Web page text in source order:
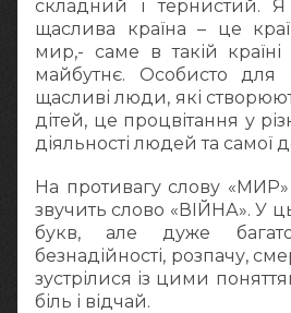
складний і тернистий.
щаслива країна – це
мир,- саме в такій країні
майбутнє. Особисто
щасливі люди, які
дітей, це процвітання у
діяльності людей та самої
На противагу слову «МИР»
звучить слово «ВІЙНА». У
букв, але дуже
безнадійності, розпачу,
зустрілися із цими
біль і відчай.